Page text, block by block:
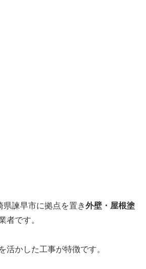
県諫早市に拠点を置き外壁・屋根塗
者です。
活かした工事が特徴です。